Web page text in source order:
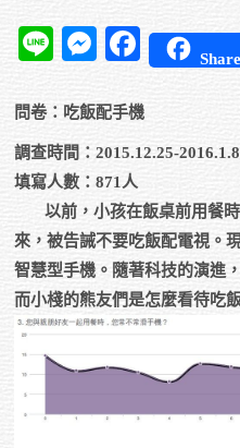
Line MessengerFacebook
Share
問卷：吃飯配手機
調查時間：2015.12.25-2016.1.8
填寫人數：871人
以前，小孩在飯桌前用餐時
來，被告誡不要吃飯配電視。
智慧型手機。隨著科技的演進
而小棧的熊友們是怎麼看待吃